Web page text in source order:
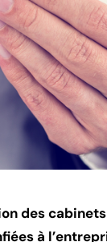
des
à